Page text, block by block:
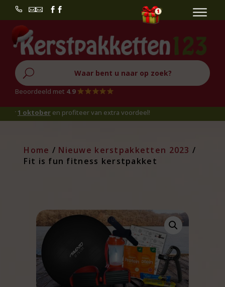
 
U
Beoordeeld met 4.9
en profiteer van extra voordeel!
Home / Nieuwe kerstpakketten 2023 /
Fit is fun fitness kerstpakket